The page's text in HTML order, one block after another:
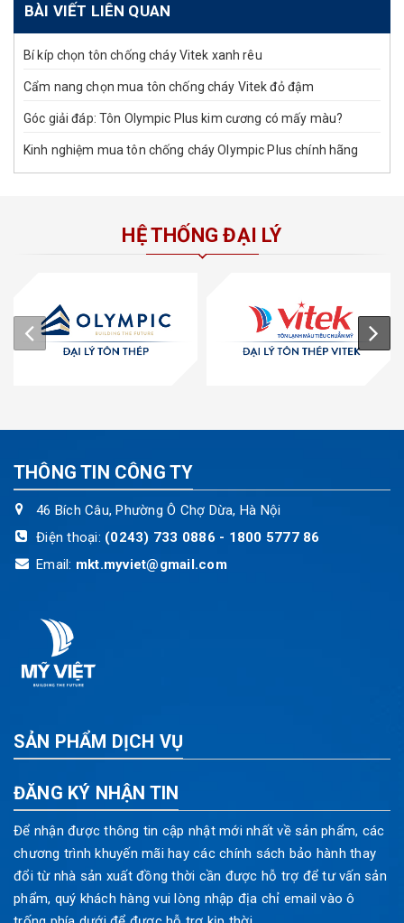
BÀI VIẾT LIÊN QUAN
Bí kíp chọn tôn chống cháy Vitek xanh rêu
Cẩm nang chọn mua tôn chống cháy Vitek đỏ đậm
Góc giải đáp: Tôn Olympic Plus kim cương có mấy màu?
Kinh nghiệm mua tôn chống cháy Olympic Plus chính hãng
HỆ THỐNG ĐẠI LÝ
THÔNG TIN CÔNG TY
46 Bích Câu, Phường Ô Chợ Dừa, Hà Nội
Điện thoại: (0243) 733 0886 - 1800 5777 86
Email: mkt.myviet@gmail.com
SẢN PHẨM DỊCH VỤ
ĐĂNG KÝ NHẬN TIN
Để nhận được thông tin cập nhật mới nhất về sản phẩm, các
chương trình khuyến mãi hay các chính sách bảo hành thay
đổi từ nhà sản xuất đồng thời cần được hỗ trợ để tư vấn sản
phẩm, quý khách hàng vui lòng nhập địa chỉ email vào ô